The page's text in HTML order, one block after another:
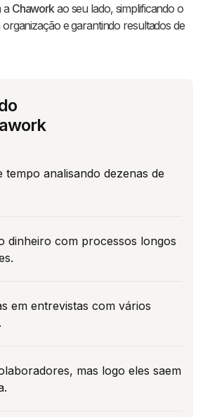
a Chaworkao seu lado, simplificando o
e garantindo resultados de
tempo analisando dezenas de
dinheiro com processos longos
em entrevistas com vários
mas logo eles saem